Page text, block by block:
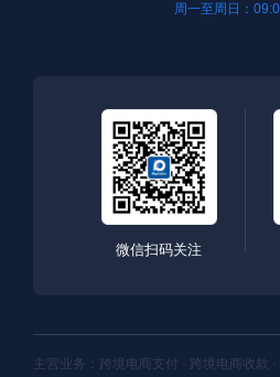
周一至周日：
微信扫码关注
主营业务：跨境电商支付 · 跨境电商收款